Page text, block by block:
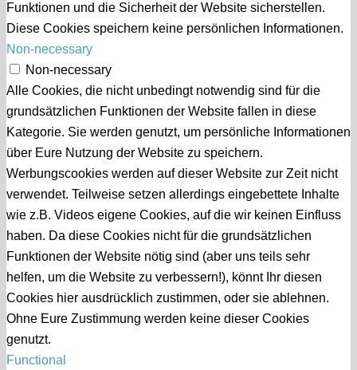
Funktionen und die Sicherheit der Website sicherstellen.
Diese Cookies speichern keine persönlichen Informationen.
Non-necessary
Non-necessary
Alle Cookies, die nicht unbedingt notwendig sind für die
grundsätzlichen Funktionen der Website fallen in diese
Kategorie. Sie werden genutzt, um persönliche Informationen
über Eure Nutzung der Website zu speichern.
Werbungscookies werden auf dieser Website zur Zeit nicht
verwendet. Teilweise setzen allerdings eingebettete Inhalte
wie z.B. Videos eigene Cookies, auf die wir keinen Einfluss
haben. Da diese Cookies nicht für die grundsätzlichen
Funktionen der Website nötig sind (aber uns teils sehr
helfen, um die Website zu verbessern!), könnt Ihr diesen
Cookies hier ausdrücklich zustimmen, oder sie ablehnen.
Ohne Eure Zustimmung werden keine dieser Cookies
genutzt.
Functional